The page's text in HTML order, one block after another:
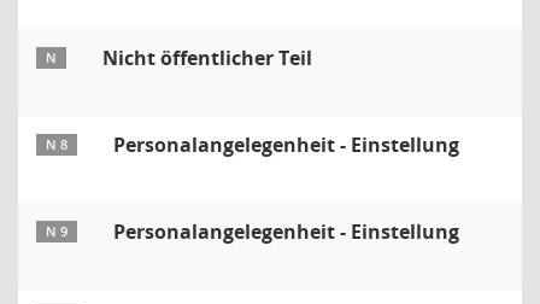
N Nicht öffentlicher Teil
N 8 Personalangelegenheit - Einstellung
N 9 Personalangelegenheit - Einstellung